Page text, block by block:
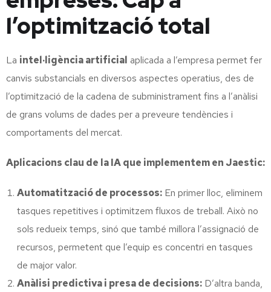
l’optimització total
La intel·ligència artificial aplicada a l’empresa permet fer
canvis substancials en diversos aspectes operatius, des de
l’optimització de la cadena de subministrament fins a l’anàlisi
de grans volums de dades per a preveure tendències i
comportaments del mercat.
Aplicacions clau de la IA que implementem en Jaestic:
Automatització de processos: En primer lloc, eliminem
tasques repetitives i optimitzem fluxos de treball. Això no
sols redueix temps, sinó que també millora l’assignació de
recursos, permetent que l’equip es concentri en tasques
de major valor.
Anàlisi predictiva i presa de decisions: D’altra banda,